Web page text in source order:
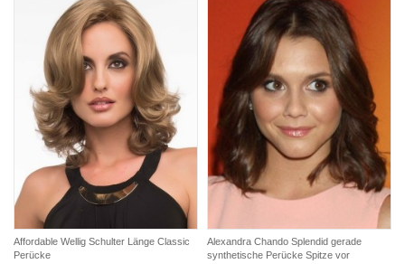
Affordable Wellig Schulter Länge Classic
Perücke
Alexandra Chando Splendid gerade
synthetische Perücke Spitze vor